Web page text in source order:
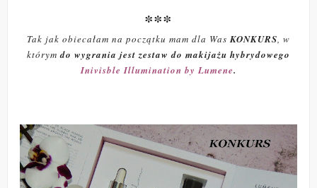
***
Tak jak obiecałam na początku mam dla Was KONKURS, w
którymdo wygrania jest zestaw do makijażu hybrydowego
Inivisble Illumination by Lumene.